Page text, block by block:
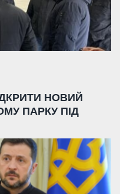
НОВИЙ
ПАРКУ ПІД